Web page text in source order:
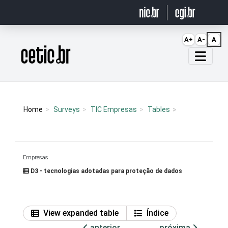
Página inicial
Home Surveys TIC Empresas Tables
Empresas
D3 - tecnologias adotadas para proteção de dados
View expanded table
Índice
A+ A- A